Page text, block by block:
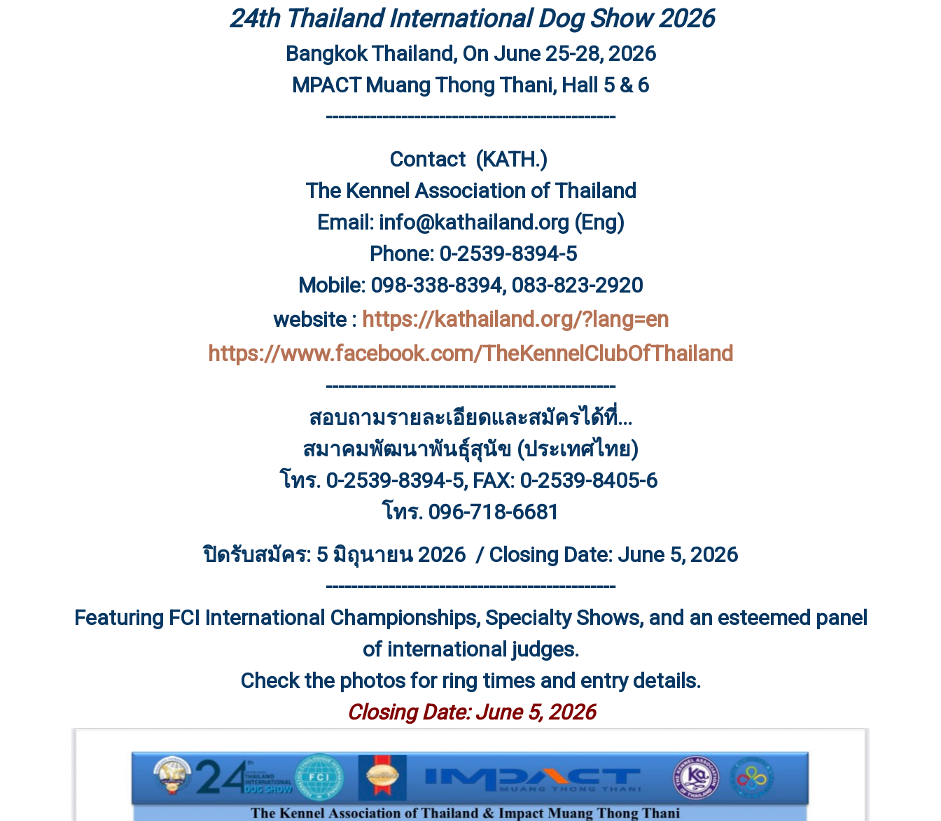
24th Thailand International Dog Show 2026
Bangkok Thailand, On June 25-28, 2026
MPACT Muang Thong Thani, Hall 5 & 6
----------------------------------------------
Contact (KATH.)
The Kennel Association of Thailand
Email: info@kathailand.org (Eng)
Phone: 0-2539-8394-5
Mobile: 098-338-8394, 083-823-2920
website : https://kathailand.org/?lang=en
https://www.facebook.com/TheKennelClubOfThailand
----------------------------------------------
สอบถามรายละเอียดและสมัครได้ที่...
สมาคมพัฒนาพันธ์ุสุนัข (ประเทศไทย)
โทร. 0-2539-8394-5, FAX: 0-2539-8405-6
โทร. 096-718-6681
ปิดรับสมัคร: 5 มิถุนายน 2026 / Closing Date: June 5, 2026
----------------------------------------------
Featuring FCI International Championships, Specialty Shows, and an esteemed panel
of international judges.
Check the photos for ring times and entry details.
Closing Date: June 5, 2026